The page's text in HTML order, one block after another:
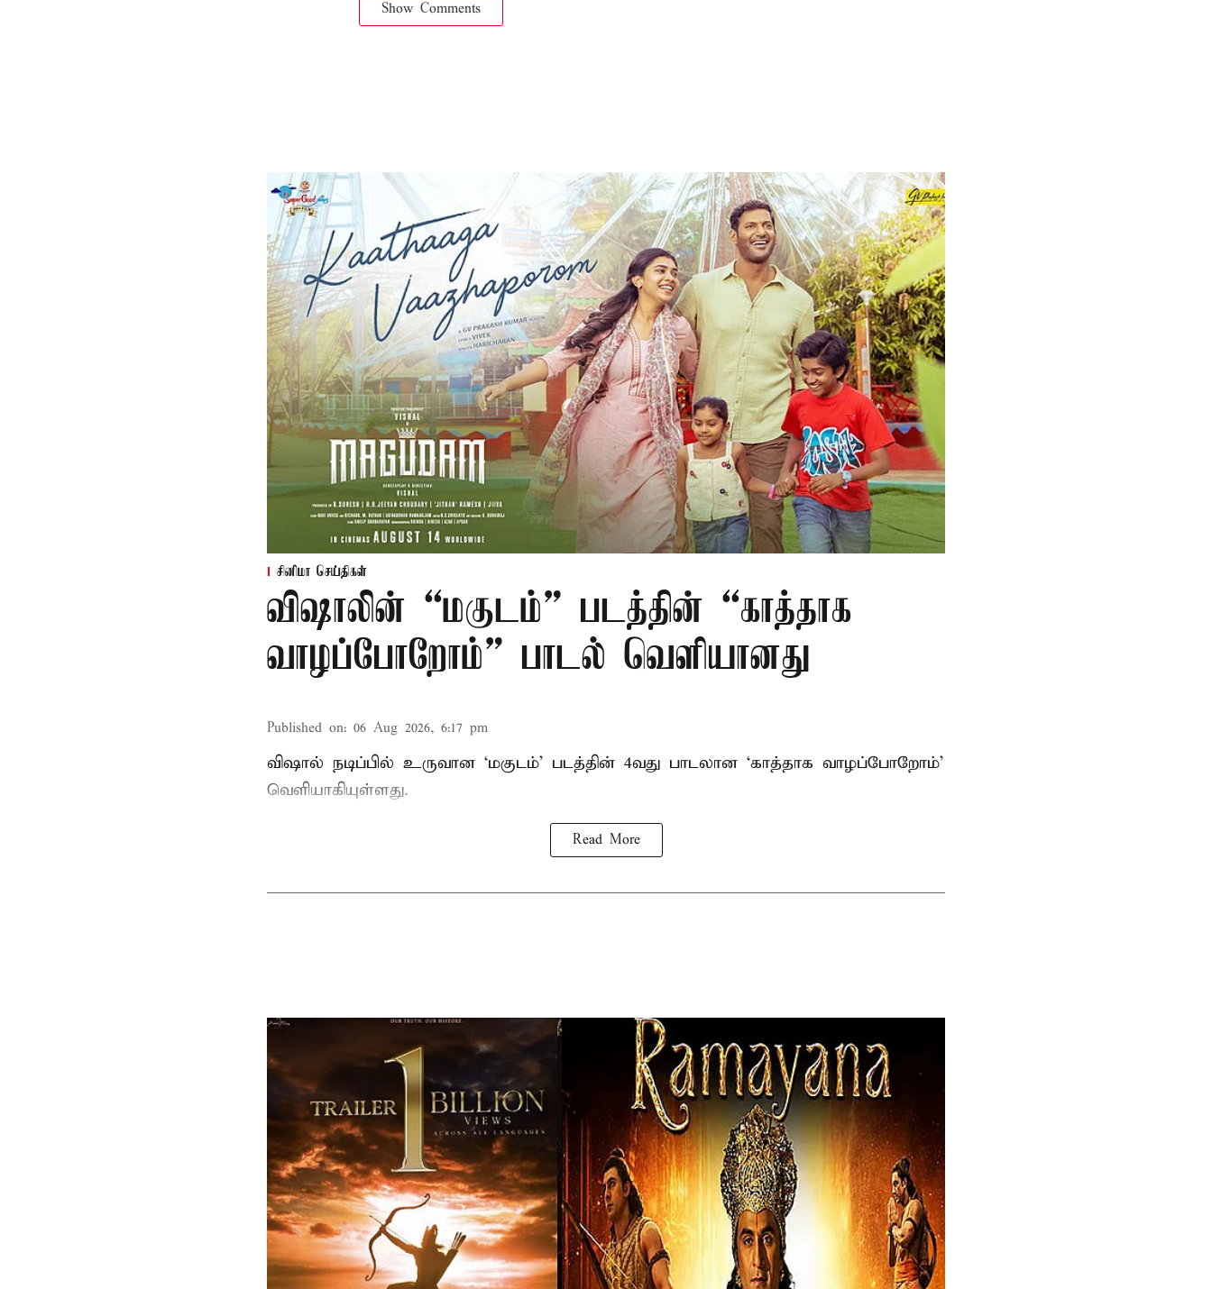
Show Comments
சினிமா செய்திகள்
விஷாலின் “மகுடம்” படத்தின் “காத்தாக
வாழப்போறோம்” பாடல் வெளியானது
Published on: 06 Aug 2026, 6:17 pm
விஷால் நடிப்பில் உருவான ‘மகுடம்’ படத்தின் 4வது பாடலான ‘காத்தாக வாழப்போறோம்’
வெளியாகியுள்ளது.
Read More